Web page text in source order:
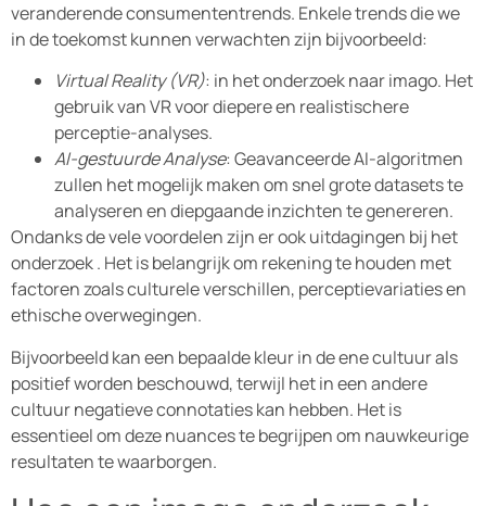
veranderende consumententrends. Enkele trends die we
in de toekomst kunnen verwachten zijn bijvoorbeeld:
Virtual Reality (VR): in het onderzoek naar imago. Het
gebruik van VR voor diepere en realistischere
perceptie-analyses.
AI-gestuurde Analyse: Geavanceerde AI-algoritmen
zullen het mogelijk maken om snel grote datasets te
analyseren en diepgaande inzichten te genereren.
Ondanks de vele voordelen zijn er ook uitdagingen bij het
onderzoek . Het is belangrijk om rekening te houden met
factoren zoals culturele verschillen, perceptievariaties en
ethische overwegingen.
Bijvoorbeeld kan een bepaalde kleur in de ene cultuur als
positief worden beschouwd, terwijl het in een andere
cultuur negatieve connotaties kan hebben. Het is
essentieel om deze nuances te begrijpen om nauwkeurige
resultaten te waarborgen.